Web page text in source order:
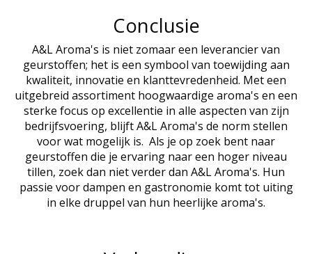
Conclusie
A&L Aroma's is niet zomaar een leverancier van
geurstoffen; het is een symbool van toewijding aan
kwaliteit, innovatie en klanttevredenheid. Met een
uitgebreid assortiment hoogwaardige aroma's en een
sterke focus op excellentie in alle aspecten van zijn
bedrijfsvoering, blijft A&L Aroma's de norm stellen
voor wat mogelijk is. Als je op zoek bent naar
geurstoffen die je ervaring naar een hoger niveau
tillen, zoek dan niet verder dan A&L Aroma's. Hun
passie voor dampen en gastronomie komt tot uiting
in elke druppel van hun heerlijke aroma's.